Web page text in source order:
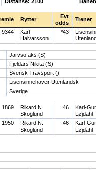
Rytter
Evt
odds
Trener
9344
Karl
Halvarsson
*43
Järvsöfaks (S)
Fjeldars Nikita (S)
Svensk Travsport ()
Lisensinnehaver Utenlandsk
Sverige
1869
Rikard N.
Skoglund
46
Karl-
Løjdahl
1950
Rikard N.
Skoglund
46
Karl-
Løjdahl